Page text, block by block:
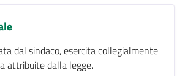
dal sindaco, esercita collegialmente
attribuite dalla legge.